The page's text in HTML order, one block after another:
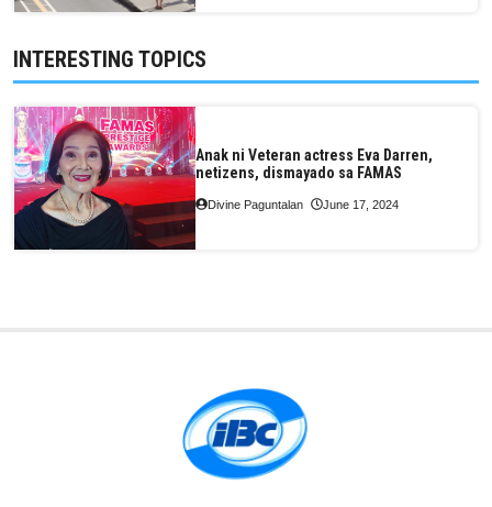
INTERESTING TOPICS
Anak ni Veteran actress Eva Darren,
netizens, dismayado sa FAMAS
Divine Paguntalan June 17, 2024